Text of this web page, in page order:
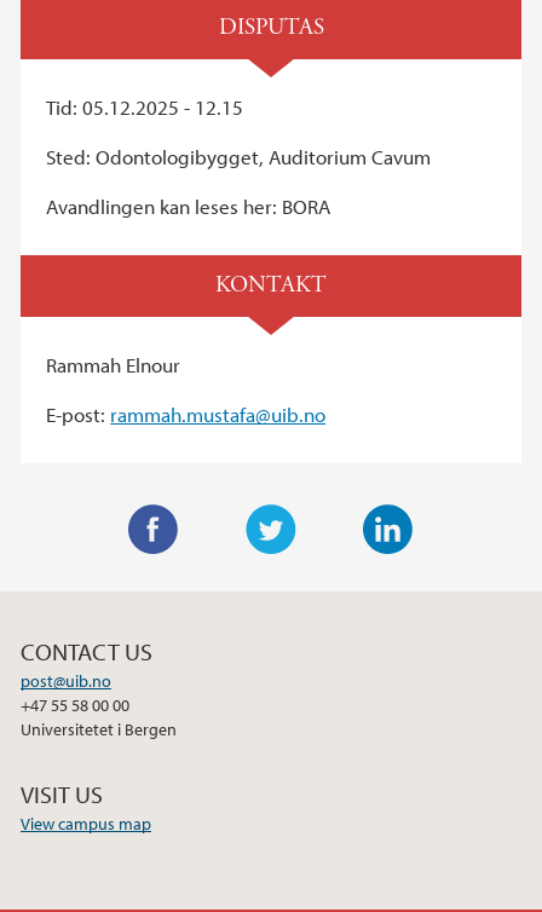
DISPUTAS
Tid: 05.12.2025 - 12.15
Sted: Odontologibygget, Auditorium Cavum
Avandlingen kan leses her: BORA
KONTAKT
Rammah Elnour
E-post: rammah.mustafa@uib.no
e
o
CONTACT US
post@uib.no
+47 55 58 00 00
Universitetet i Bergen
VISIT US
View campus map